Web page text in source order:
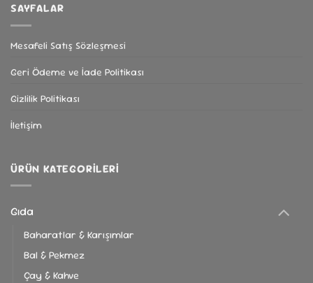
SAYFALAR
Mesafeli Satış Sözleşmesi
Geri Ödeme ve İade Politikası
Gizlilik Politikası
İletişim
ÜRÜN KATEGORILERI
Gıda
Baharatlar & Karışımlar
Bal & Pekmez
Çay & Kahve